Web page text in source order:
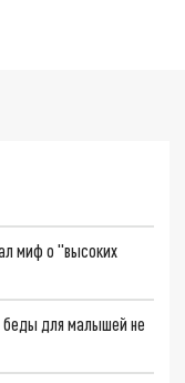
миф о "высоких
беды для малышей не